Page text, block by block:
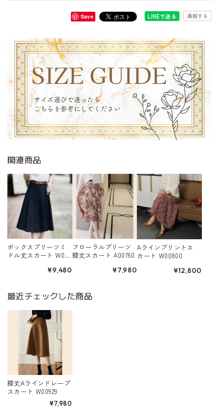
Save LINEで送る 通報する
関連商品
ボックスプリーツミ
ドル丈スカート W005
¥9,480
フローラルプリーツ
膝丈スカート A00760
¥7,980
Aラインプリントス
カート W00800
¥12,800
最近チェックした商品
膝丈Aラインドレープ
スカート W00929
¥7,980